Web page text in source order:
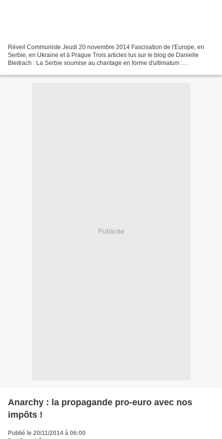
Réveil Communiste Jeudi 20 novembre 2014 Fascisation de l'Europe, en
Serbie, en Ukraine et à Prague Trois articles lus sur le blog de Danielle
Bleitrach : La Serbie soumise au chantage en forme d'ultimatum :
Publicité
Anarchy : la propagande pro-euro avec nos
impôts !
Publié le 20/11/2014 à 06:00